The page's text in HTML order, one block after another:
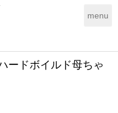
T
g
l
menu
ードボイルド母ちゃ